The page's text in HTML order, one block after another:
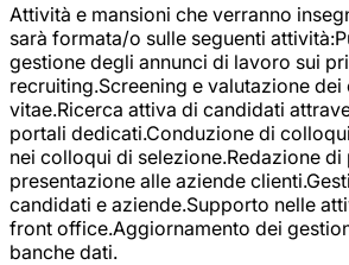
Attività e mansioni che verranno
sarà formata/o sulle seguenti
gestione degli annunci di lavoro sui
recruiting.Screening e valutazione dei
vitae.Ricerca attiva di candidati
portali dedicati.Conduzione di
nei colloqui di selezione.Redazione
presentazione alle aziende
candidati e aziende.Supporto nelle
front office.Aggiornamento dei
banche dati.